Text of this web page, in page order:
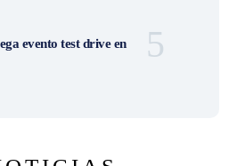
evento test drive en